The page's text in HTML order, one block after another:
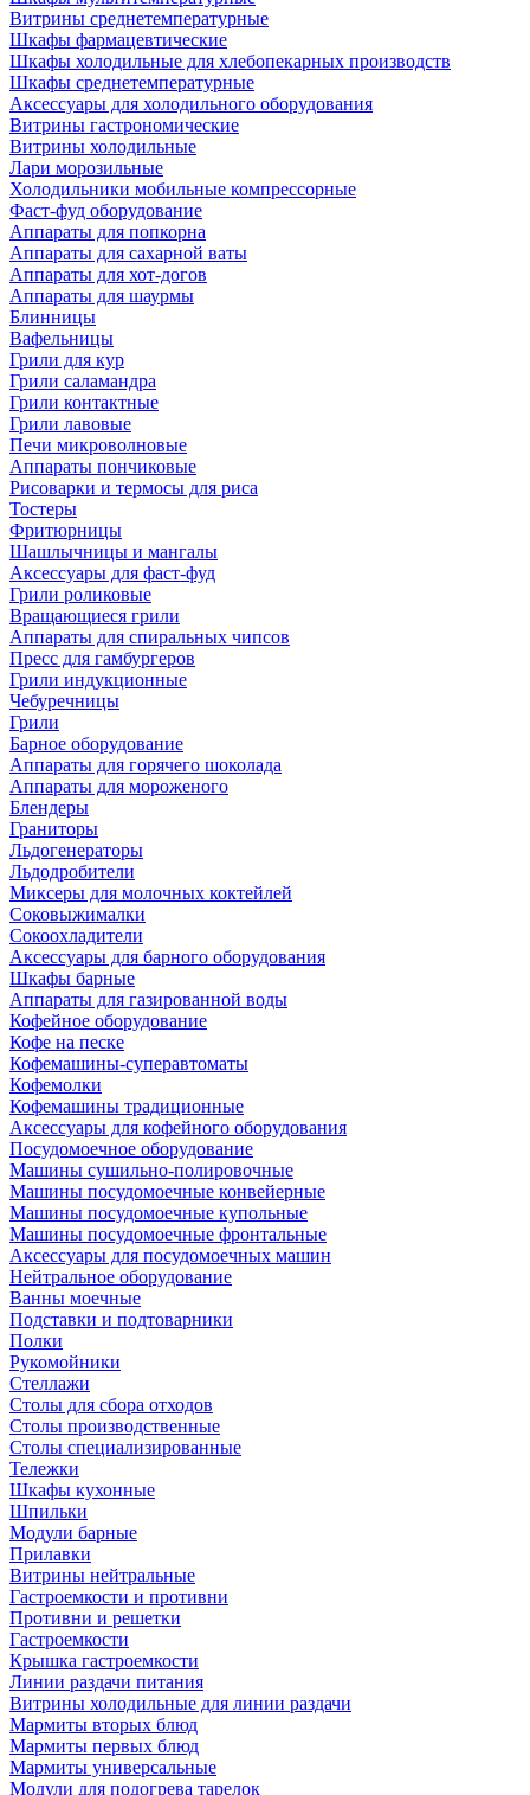
Витрины среднетемпературные
Шкафы фармацевтические
Шкафы холодильные для хлебопекарных производств
Шкафы среднетемпературные
Аксессуары для холодильного оборудования
Витрины гастрономические
Витрины холодильные
Лари морозильные
Холодильники мобильные компрессорные
Фаст-фуд оборудование
Аппараты для попкорна
Аппараты для сахарной ваты
Аппараты для хот-догов
Аппараты для шаурмы
Блинницы
Вафельницы
Грили для кур
Грили саламандра
Грили контактные
Грили лавовые
Печи микроволновые
Аппараты пончиковые
Рисоварки и термосы для риса
Тостеры
Фритюрницы
Шашлычницы и мангалы
Аксессуары для фаст-фуд
Грили роликовые
Вращающиеся грили
Аппараты для спиральных чипсов
Пресс для гамбургеров
Грили индукционные
Чебуречницы
Грили
Барное оборудование
Аппараты для горячего шоколада
Аппараты для мороженого
Блендеры
Граниторы
Льдогенераторы
Льдодробители
Миксеры для молочных коктейлей
Соковыжималки
Сокоохладители
Аксессуары для барного оборудования
Шкафы барные
Аппараты для газированной воды
Кофейное оборудование
Кофе на песке
Кофемашины-суперавтоматы
Кофемолки
Кофемашины традиционные
Аксессуары для кофейного оборудования
Посудомоечное оборудование
Машины сушильно-полировочные
Машины посудомоечные конвейерные
Машины посудомоечные купольные
Машины посудомоечные фронтальные
Аксессуары для посудомоечных машин
Нейтральное оборудование
Ванны моечные
Подставки и подтоварники
Полки
Рукомойники
Стеллажи
Столы для сбора отходов
Столы производственные
Столы специализированные
Тележки
Шкафы кухонные
Шпильки
Модули барные
Прилавки
Витрины нейтральные
Гастроемкости и противни
Противни и решетки
Гастроемкости
Крышка гастроемкости
Линии раздачи питания
Витрины холодильные для линии раздачи
Мармиты вторых блюд
Мармиты первых блюд
Мармиты универсальные
Модули для подогрева тарелок